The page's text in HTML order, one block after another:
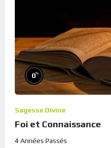
0%
Sagesse Divine
Foi et Connaissance
4 Années Passés